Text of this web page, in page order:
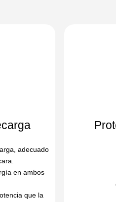
adecuado
en ambos
que la